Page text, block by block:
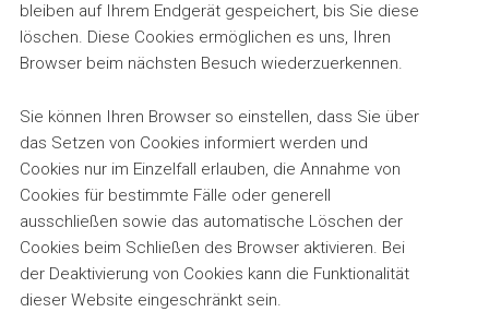
bleiben auf Ihrem Endgerät gespeichert, bis Sie diese
löschen. Diese Cookies ermöglichen es uns, Ihren
Browser beim nächsten Besuch wiederzuerkennen.
Sie können Ihren Browser so einstellen, dass Sie über
das Setzen von Cookies informiert werden und
Cookies nur im Einzelfall erlauben, die Annahme von
Cookies für bestimmte Fälle oder generell
ausschließen sowie das automatische Löschen der
Cookies beim Schließen des Browser aktivieren. Bei
der Deaktivierung von Cookies kann die Funktionalität
dieser Website eingeschränkt sein.